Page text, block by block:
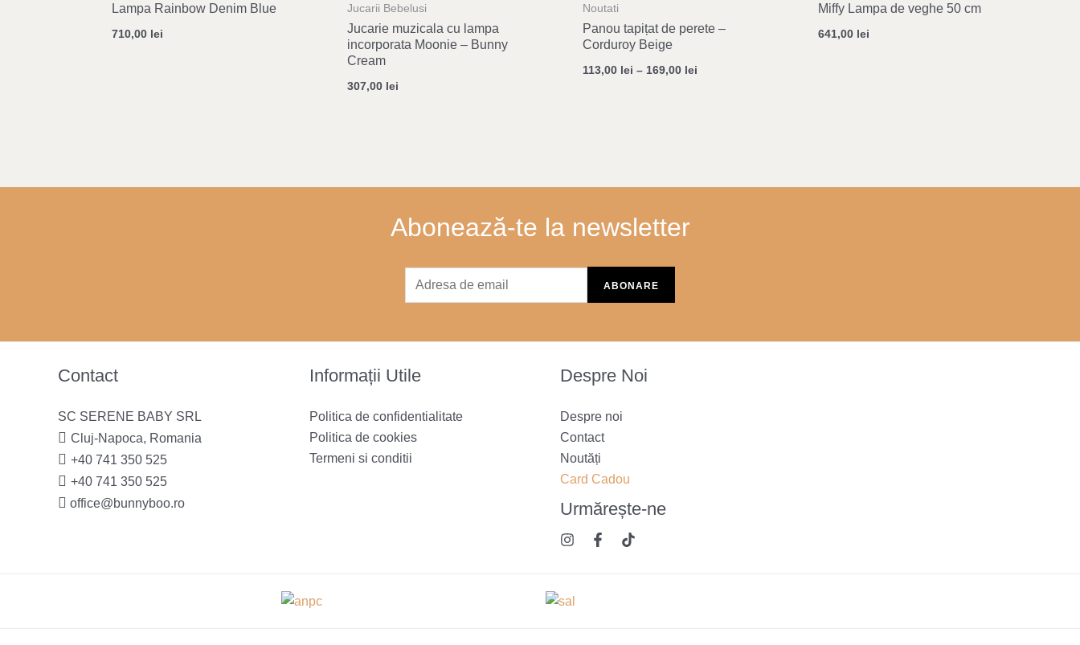
Lampa Rainbow Denim Blue
710,00 lei
Jucarii Bebelusi
Jucarie muzicala cu lampa
incorporata Moonie – Bunny
Cream
307,00 lei
Noutati
Panou tapițat de perete –
Corduroy Beige
113,00 lei – 169,00 lei
Miffy Lampa de veghe 50 cm
641,00 lei
Abonează-te la newsletter
Contact
SC SERENE BABY SRL
Cluj-Napoca, Romania
+40 741 350 525
+40 741 350 525
office@bunnyboo.ro
Informații Utile
Politica de confidentialitate
Politica de cookies
Termeni si conditii
Despre Noi
Despre noi
Contact
Noutăți
Card Cadou
Urmărește-ne